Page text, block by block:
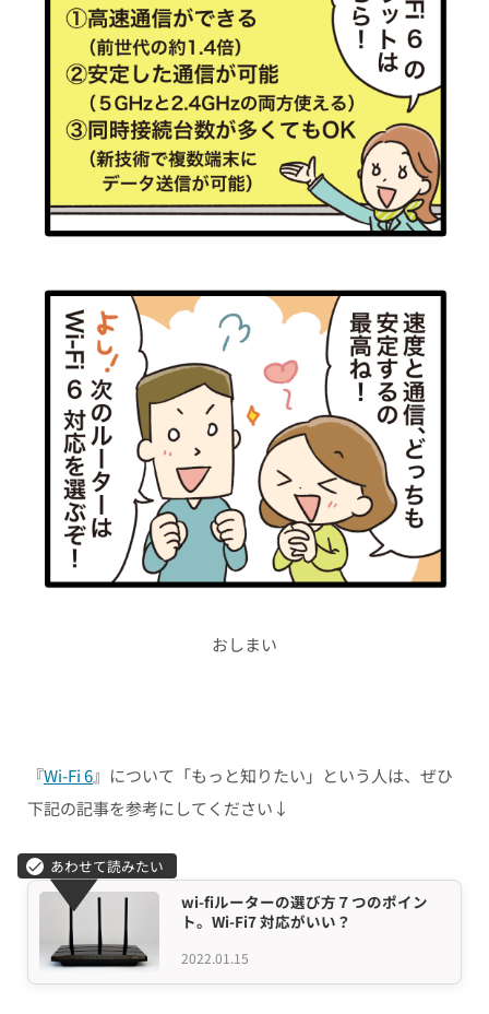
おしまい
『Wi-Fi 6』について「もっと知りたい」という人は、ぜひ
下記の記事を参考にしてください↓
2022.01.15
wi-fiルーターの選び方７つのポイン
ト。Wi-Fi7 対応がいい？